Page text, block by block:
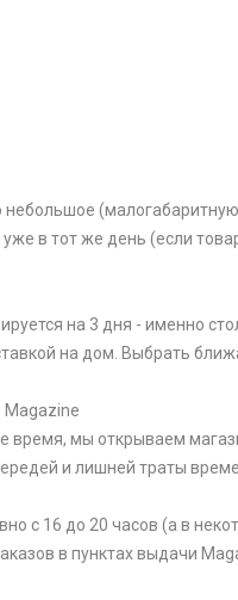
в тот же день (если
на 3 дня - именно
на дом. Выбрать
Magazine
время, мы открываем
и лишней траты
с 16 до 20 часов (а в
в пунктах выдачи